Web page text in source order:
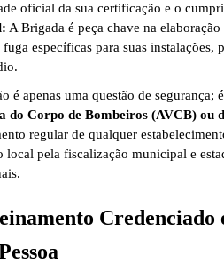
oficial da sua certificação e o
A Brigada é peça chave na
específicas para suas instalações,
é apenas uma questão de segurança;
do Corpo de Bombeiros (AVCB) ou
regular de qualquer
local pela fiscalização municipal e